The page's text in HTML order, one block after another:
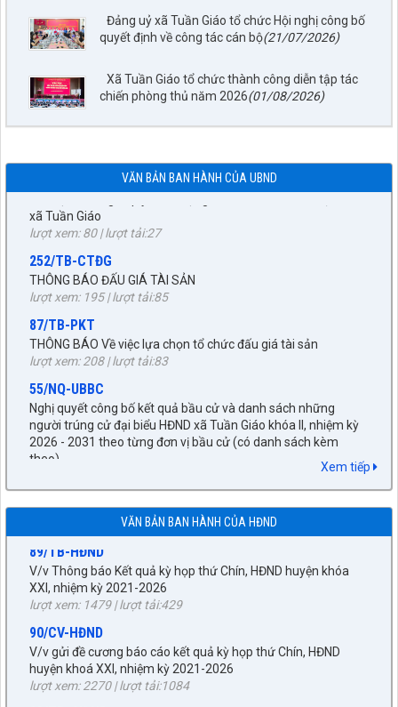
Đảng uỷ xã Tuần Giáo tổ chức Hội nghị công bố
quyết định về công tác cán bộ(21/07/2026)
Xã Tuần Giáo tổ chức thành công diễn tập tác
chiến phòng thủ năm 2026(01/08/2026)
VĂN BẢN BAN HÀNH CỦA UBND
797./TTPTQĐ-KV2
Về việc đăng tải lên trên Cổng thông tin điện tử của UBND xã
Tuần Giáo công khai dự thảo phương án bồi thường, hỗ trợ
(đợt 6)công trình: Hồ bản phủ thuộc dự án cụm Hồbản Phủ -
Nậm Là tỉnh Điện Biên
lượt xem: 47 | lượt tải:35
lượt xem: 80 | lượt tải:27
252/TB-CTĐG
THÔNG BÁO ĐẤU GIÁ TÀI SẢN
87/TB-PKT
THÔNG BÁO Về việc lựa chọn tổ chức đấu giá tài sản
55/NQ-UBBC
Nghị quyết công bố kết quả bầu cử và danh sách những
2026 - 2031 theo từng đơn vị bầu cử (có danh sách kèm
theo)
lượt xem: 382 | lượt tải:176
672/KH-UBND
giao đất có thu tiền sử dụng đất thông qua hình thức đấu giá
quyền sử dụng đất năm 2026
lượt xem: 270 | lượt tải:251
92/QĐ-BNG
Về việc công bố danh mục văn bản quy phạm pháp luật hết
hiệu lực toàn bộ và văn bản quy phạm pháp luật hết hiệu lực
một phần thuộc lĩnh vực quản lý Nhà nước của Bộ ngoại giao
năm 2025
lượt xem: 332 | lượt tải:124
56/QĐ-UBND
Về việc công bố danh mục văn bản quy phạm pháp luật do
Xem tiếp
VĂN BẢN BAN HÀNH CỦA HĐND
27/NQ-HĐND
Về chủ trương sắp xếp đơn vị hành chính cấp xã trên địa bàn
huyện Tuần Giáo, tỉnh Điện Biên (gửi bản kèm Biên Bản kỳ
89/TB-HĐND
V/v Thông báo Kết quả kỳ họp thứ Chín, HĐND huyện khóa
XXI, nhiệm kỳ 2021-2026
lượt xem: 1479 | lượt tải:429
90/CV-HĐND
V/v gửi đề cương báo cáo kết quả kỳ họp thứ Chín, HĐND
huyện khoá XXI, nhiệm kỳ 2021-2026
lượt xem: 2270 | lượt tải:1084
23/TB- HĐND
V/v thông báo thời gian, lịch giám sát chuyên đề của HĐND